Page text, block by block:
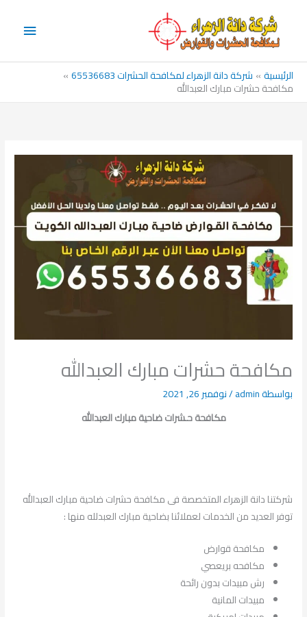
المحتوى
الرئيسية شركة دانة الزهراء لمكافحة الحشرات 65536683
مكافحة حشرات مبارك العبدالله
مكافحة حشرات مبارك العبدالله
بواسطةadmin
/نوفمبر 26, 2021
مكافحة حـشرات ضاحية مبارك العبدالله
شركتنا دانة الزهراء المتخصصة فى مكافحة حشرات ضاحية مبارك العبدالله
توفر العديد من الخدمات لعملائنا بضاحية مبارك العبدلله منها :
مكافحة قوارض
مكافحه بريعصي
رش مبيدات بدون رائحة
مبيدات المانية